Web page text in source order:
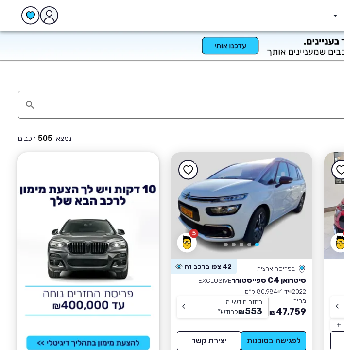
נמצאו 505 רכבים
5
בפריסה ארצית 42 צפו ברכב זה
סיטרואן C4 ספייסטורר
EXCLUSIVE
2022 יד 1
80,984 ק״מ
מחיר
47,759
₪
החזר חודשי מ-
553
₪לחודש*
לפגישה בסוכנות יצירת קשר